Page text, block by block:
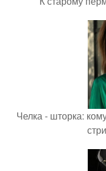
Челка - шторка: